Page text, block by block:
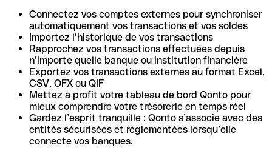
Connectez vos comptes externes pour synchroniser
automatiquement vos transactions et vos soldes
Importez l’historique de vos transactions
Rapprochez vos transactions effectuées depuis
n’importe quelle banque ou institution financière
Exportez vos transactions externes au format Excel,
CSV, OFX ou QIF
Mettez à profit votre tableau de bord Qonto pour
mieux comprendre votre trésorerie en temps réel
Gardez l’esprit tranquille : Qonto s’associe avec des
entités sécurisées et réglementées lorsqu’elle
connecte vos banques.